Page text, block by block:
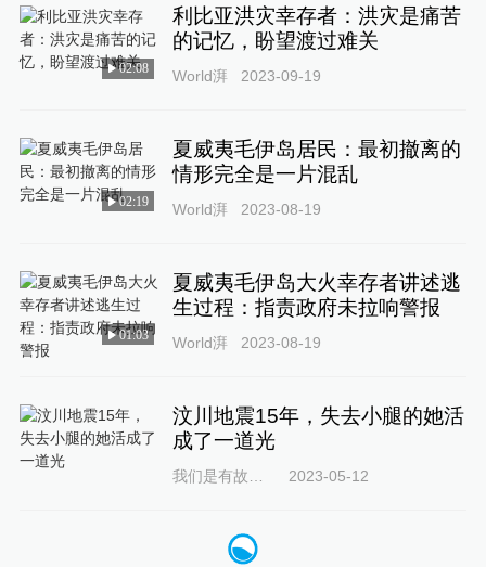
02:08
利比亚洪灾幸存者：洪灾是痛苦
的记忆，盼望渡过难关
World湃 2023-09-19
02:19
夏威夷毛伊岛居民：最初撤离的
情形完全是一片混乱
World湃 2023-08-19
01:03
夏威夷毛伊岛大火幸存者讲述逃
生过程：指责政府未拉响警报
World湃 2023-08-19
汶川地震15年，失去小腿的她活
成了一道光
2023-05-12